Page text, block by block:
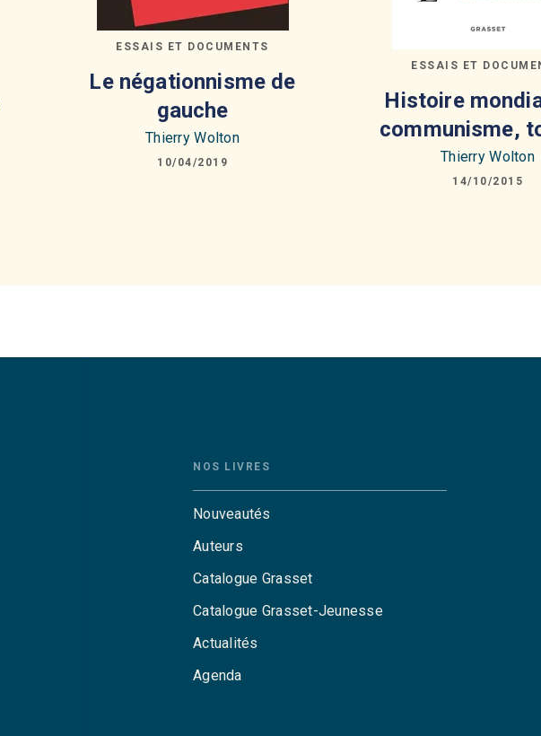
ESSAIS ET DOCUMENTS
Le négationnisme de
gauche
Thierry Wolton
10/04/2019
ESSAIS ET
Histoire
communisme,
Thierry Wolton
14/10/2015
NOS LIVRES
Nouveautés
Auteurs
Catalogue Grasset
Catalogue Grasset-Jeunesse
Actualités
Agenda